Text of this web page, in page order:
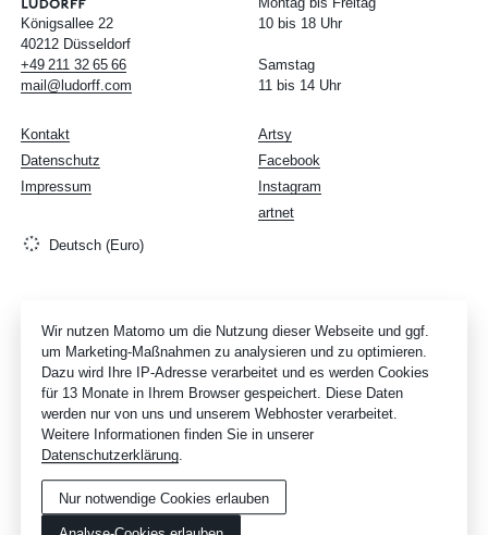
Königsallee 22
40212 Düsseldorf
+49 211 32 65 66
mail@ludorff.com
10 bis 18 Uhr
Samstag
11 bis 14 Uhr
Artsy
Facebook
Instagram
artnet
Kontakt
Datenschutz
Impressum
Deutsch (Euro)
Wir nutzen Matomo um die Nutzung dieser Webseite und ggf.
um Marketing-Maßnahmen zu analysieren und zu optimieren.
Dazu wird Ihre IP-Adresse verarbeitet und es werden Cookies
für 13 Monate in Ihrem Browser gespeichert. Diese Daten
werden nur von uns und unserem Webhoster verarbeitet.
Weitere Informationen finden Sie in unserer
Datenschutzerklärung.
Nur notwendige Cookies erlauben